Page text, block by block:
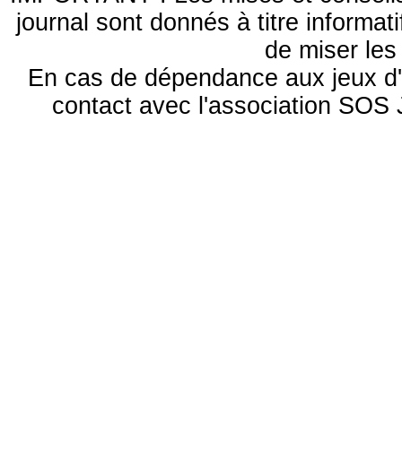
journal sont donnés à titre
de miser
En cas de dépendance aux jeux
contact avec l'association